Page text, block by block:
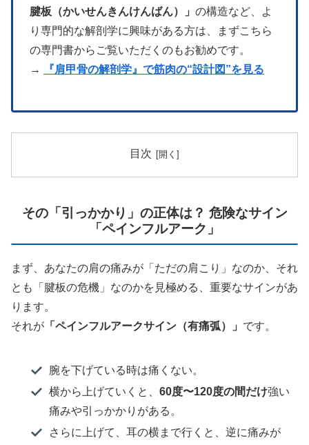
腱板（かいせんきんけんばん）」 の構造など、よ
り専門的な解剖学に興味がある方は、まずこちら
の専門書からご覧いただくのもお勧めです。
→
『肩甲骨の解剖学』で筋肉の“設計図”を見る
目次
その「引っかかり」の正体は？ 危険なサイン
「ペインフルアーク」
まず、あなたの肩の痛みが「ただの肩こり」なのか、それ
とも「腱板の危機」なのかを見極める、重要なサインがあ
ります。
それが 「ペインフルアークサイン（有痛弧）」 です。
腕を下げている時は痛くない。
横から上げていくと、 60度〜120度の間だけ強い
痛みや引っかかりがある。
さらに上げて、耳の横まで行くと、逆に痛みが